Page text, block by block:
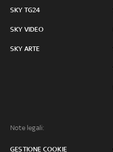
SKY TG24
SKY VIDEO
SKY ARTE
Note legali:
GESTIONE COOKIE